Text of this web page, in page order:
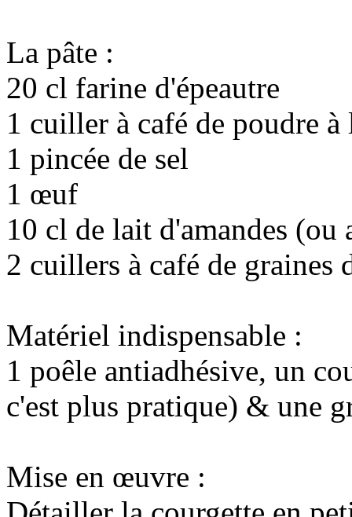
La pâte :
20 cl farine d'épeautre
1 cuiller à café de poudre à
1 pincée de sel
1 œuf
10 cl de lait d'amandes (ou
2 cuillers à café de graines
Matériel indispensable :
1 poêle antiadhésive, un
c'est plus pratique) & une
Mise en œuvre :